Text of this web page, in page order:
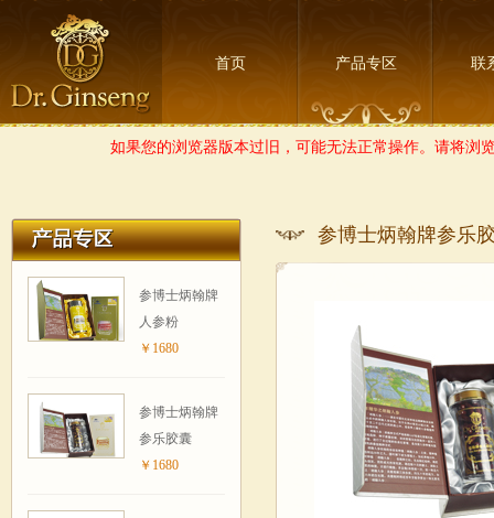
首页 产品专区 联
如果您的浏览器版本过旧，可能无法正常操作。请将浏
参博士炳翰牌
人参粉
￥1680
参博士炳翰牌
参乐胶囊
￥1680
参博士炳翰牌参乐